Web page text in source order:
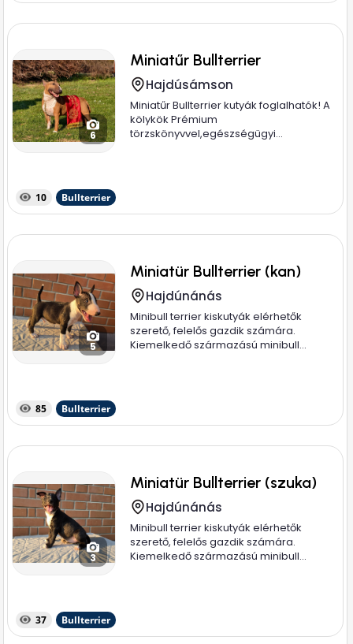
6
Miniatűr Bullterrier
Hajdúsámson
Miniatűr Bullterrier kutyák foglalhatók! A
kölykök Prémium
törzskönyvvel,egészségügyi...
10 Bullterrier
5
Miniatür Bullterrier (kan)
Hajdúnánás
Minibull terrier kiskutyák elérhetők
szerető, felelős gazdik számára.
Kiemelkedő származású minibull...
85 Bullterrier
3
Miniatür Bullterrier (szuka)
Hajdúnánás
Minibull terrier kiskutyák elérhetők
szerető, felelős gazdik számára.
Kiemelkedő származású minibull...
37 Bullterrier